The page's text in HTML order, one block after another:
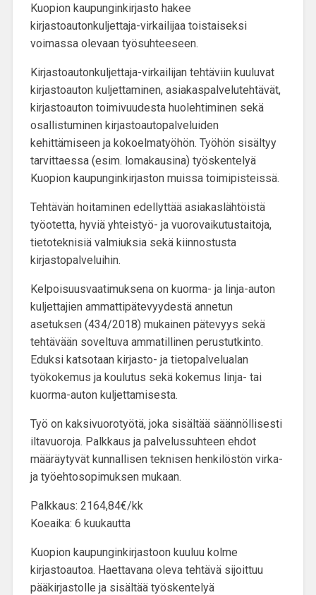
Kuopion kaupunginkirjasto hakee
kirjastoautonkuljettaja-virkailijaatoistaiseksi
voimassa olevaan työsuhteeseen.
Kirjastoautonkuljettaja-virkailijan tehtäviin kuuluvat
kirjastoauton kuljettaminen, asiakaspalvelutehtävät,
kirjastoauton toimivuudesta huolehtiminen sekä
osallistuminen kirjastoautopalveluiden
kehittämiseen ja kokoelmatyöhön. Työhön sisältyy
tarvittaessa (esim. lomakausina) työskentelyä
Kuopion kaupunginkirjaston muissa toimipisteissä.
Tehtävän hoitaminen edellyttää asiakaslähtöistä
työotetta, hyviä yhteistyö- ja vuorovaikutustaitoja,
tietoteknisiä valmiuksia sekä kiinnostusta
kirjastopalveluihin.
Kelpoisuusvaatimuksena on kuorma- ja linja-auton
kuljettajien ammattipätevyydestä annetun
asetuksen (434/2018) mukainen pätevyys sekä
tehtävään soveltuva ammatillinen perustutkinto.
Eduksi katsotaan kirjasto- ja tietopalvelualan
työkokemus ja koulutus sekä kokemus linja- tai
kuorma-auton kuljettamisesta.
Työ on kaksivuorotyötä, joka sisältää säännöllisesti
iltavuoroja. Palkkaus ja palvelussuhteen ehdot
määräytyvät kunnallisen teknisen henkilöstön virka-
ja työehtosopimuksen mukaan.
Palkkaus: 2164,84€/kk
Koeaika: 6 kuukautta
Kuopion kaupunginkirjastoon kuuluu kolme
kirjastoautoa. Haettavana oleva tehtävä sijoittuu
pääkirjastolle ja sisältää työskentelyä